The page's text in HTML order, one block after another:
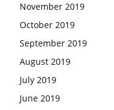
November 2019
October 2019
September 2019
August 2019
July 2019
June 2019